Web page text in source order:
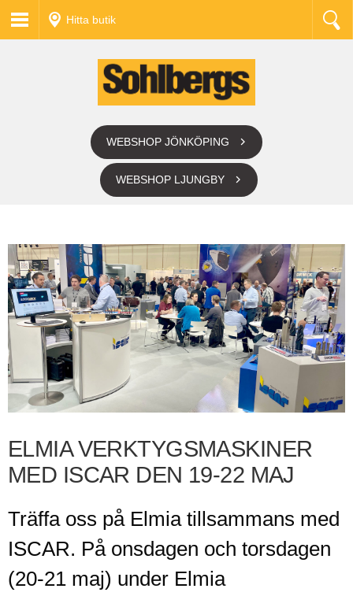
Hitta butik
WEBSHOP JÖNKÖPING
WEBSHOP LJUNGBY
ELMIA VERKTYGSMASKINER
MED ISCAR DEN 19-22 MAJ
Träffa oss på Elmia tillsammans med
ISCAR. På onsdagen och torsdagen
(20-21 maj) under Elmia